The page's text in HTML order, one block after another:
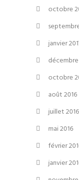
octobre
janvier
octobre
août 2016
juillet 2016
mai 2016
février
janvier